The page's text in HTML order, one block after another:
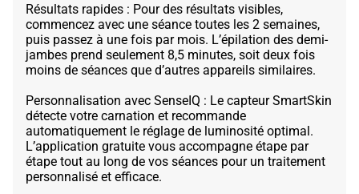
Résultats rapides : Pour des résultats visibles,
commencez avec une séance toutes les 2 semaines,
puis passez à une fois par mois. L’épilation des demi-
jambes prend seulement 8,5 minutes, soit deux fois
moins de séances que d’autres appareils similaires.
Personnalisation avec SenseIQ : Le capteur SmartSkin
détecte votre carnation et recommande
automatiquement le réglage de luminosité optimal.
L’application gratuite vous accompagne étape par
étape tout au long de vos séances pour un traitement
personnalisé et efficace.